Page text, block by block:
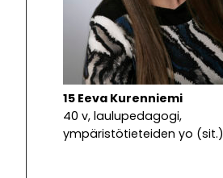
15 Eeva Kurenniemi
40 v, laulupedagogi,
ympäristötieteiden yo (sit.)